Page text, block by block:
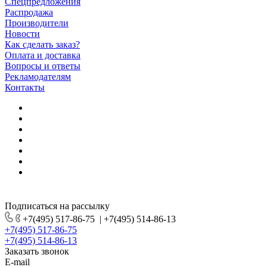
Распродажа
Производители
Новости
Как сделать заказ?
Оплата и доставка
Вопросы и ответы
Рекламодателям
Контакты
Подписаться на рассылку
+7(495) 517-86-75 | +7(495) 514-86-13
+7(495) 517-86-75
+7(495) 514-86-13
Заказать звонок
E-mail